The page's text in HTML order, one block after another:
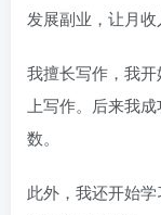
发展副业，让月收
我擅长写作，我
上写作。后来我
数。
此外，我还开始